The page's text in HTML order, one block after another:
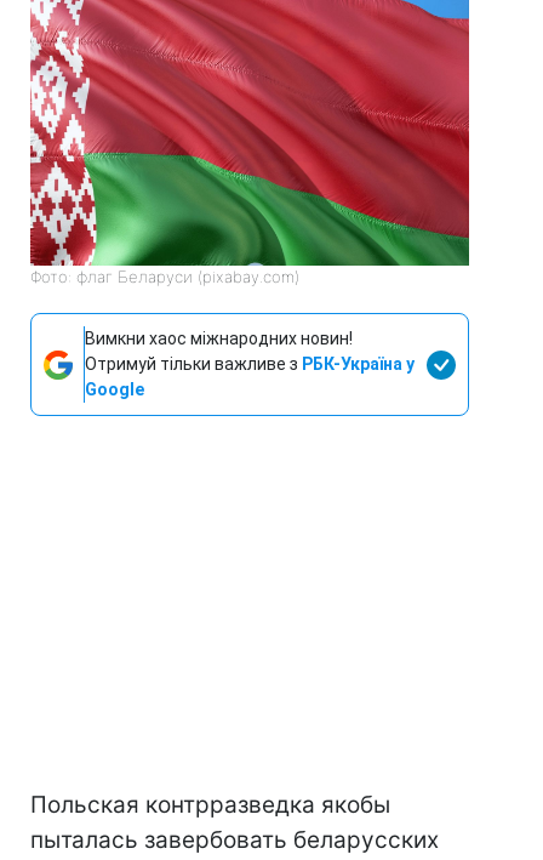
Фото: флаг Беларуси (pixabay.com)
Вимкни хаос міжнародних новин!
Отримуй тільки важливе з РБК-Україна у
Google
Польская контрразведка якобы
пыталась завербовать беларусских